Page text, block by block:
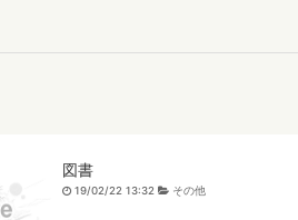
図書
19/02/22 13:32 その他